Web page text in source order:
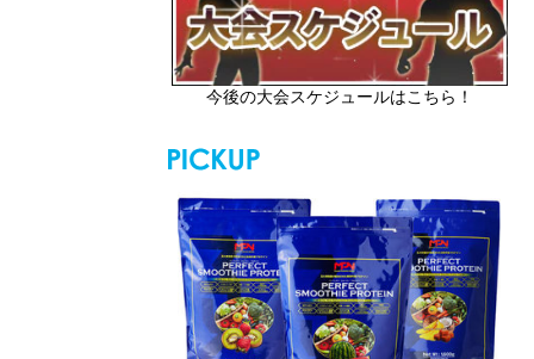
今後の大会スケジュールはこちら！